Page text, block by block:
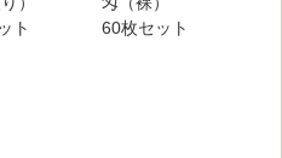
ト
60枚セット